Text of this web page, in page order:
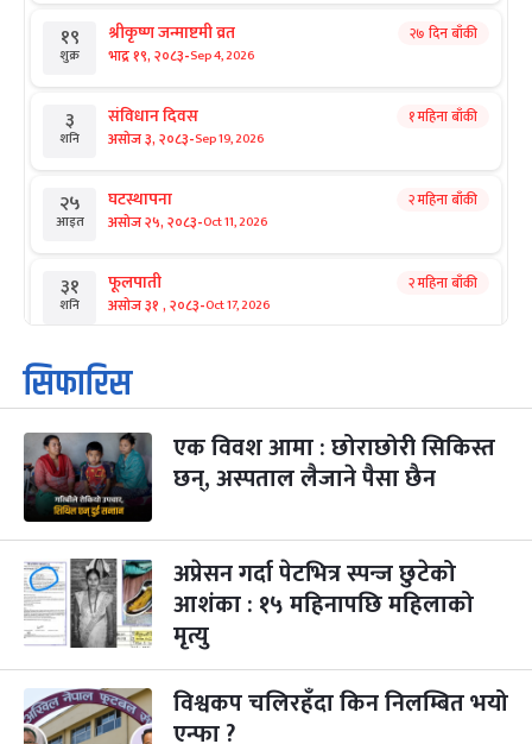
१९
शुक्र
श्रीकृष्ण जन्माष्टमी व्रत
भाद्र १९, २०८३-Sep 4, 2026
२७ दिन बाँकी
३
शनि
संविधान दिवस
असोज ३, २०८३-Sep 19, 2026
१ महिना बाँकी
२५
आइत
घटस्थापना
असोज २५, २०८३-Oct 11, 2026
२ महिना बाँकी
३१
शनि
फूलपाती
असोज ३१ , २०८३-Oct 17, 2026
२ महिना बाँकी
१
आइत
कार्तिक सङ्क्रान्ति
कार्तिक १, २०८३
३
मंगल
महानवमी
कार्तिक ३, २०८३-Oct 20, 2026
२ महिना बाँकी
४
बुध कार्तिक ४, २०८३- Oct 21, 2026
५
बिहि
पापा‌ङ्कुशा एकादशी व्रत
कार्तिक ५, २०८३-Oct 22, 2026
२ महिना बाँकी
२२
आइत
कुकुर तिहार
कार्तिक २२, २०८३-Nov 8, 2026
३ महिना बाँकी
सिफारिस
एक विवश आमा : छोराछोरी सिकिस्त
छन्, अस्पताल लैजाने पैसा छैन
अप्रेसन गर्दा पेटभित्र स्पन्ज छुटेको
आशंका : १५ महिनापछि महिलाको
मृत्यु
विश्वकप चलिरहँदा किन निलम्बित भयो
एन्फा ?